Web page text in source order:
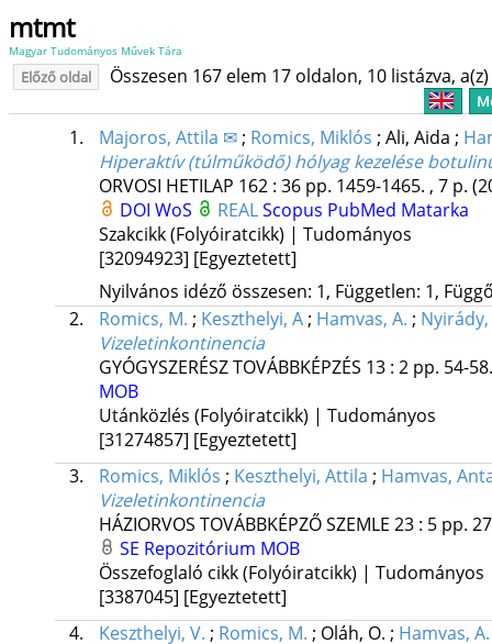
mtmt
Magyar Tudományos Művek Tára
Előző oldal Összesen 167 elem 17 oldalon, 10 listázva,
1. Majoros, Attila ✉; Romics, Miklós ; Ali, Aida ;
Hiperaktív (túlműködő) hólyag kezelése
ORVOSI HETILAP 162: 36 pp. 1459-1465. , 7 p.
DOI WoS REALScopus PubMed Matarka
Szakcikk (Folyóiratcikk) | Tudományos
[32094923] [Egyeztetett]
Nyilvános idéző összesen: 1, Független: 1,
2.
Romics, M. ; Keszthelyi, A; Hamvas, A. ; Nyirády,
Vizeletinkontinencia
GYÓGYSZERÉSZ TOVÁBBKÉPZÉS 13: 2 pp. 54-
MOB
Utánközlés (Folyóiratcikk) | Tudományos
[31274857] [Egyeztetett]
3.
Romics, Miklós ; Keszthelyi, Attila ; Hamvas,
Vizeletinkontinencia
HÁZIORVOS TOVÁBBKÉPZŐ SZEMLE 23: 5 pp.
SE Repozitórium MOB
Összefoglaló cikk (Folyóiratcikk) | Tudományos
[3387045] [Egyeztetett]
4.
Keszthelyi, V. ; Romics, M. ; Oláh, O. ; Hamvas, A.